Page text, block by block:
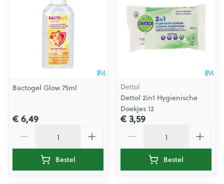
Bactogel Glow 75ml
€ 6,49
Bestel
Dettol
Dettol 2in1 Hygienische
Doekjes 12
€ 3,59
Bestel